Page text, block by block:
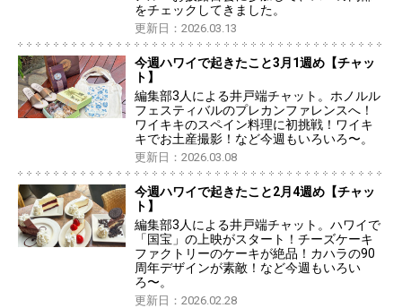
をチェックしてきました。
更新日：2026.03.13
今週ハワイで起きたこと3月1週め【チャッ
ト】
編集部3人による井戸端チャット。ホノルル
フェスティバルのプレカンファレンスへ！
ワイキキのスペイン料理に初挑戦！ワイキ
キでお土産撮影！など今週もいろいろ〜。
更新日：2026.03.08
今週ハワイで起きたこと2月4週め【チャッ
ト】
編集部3人による井戸端チャット。ハワイで
「国宝」の上映がスタート！チーズケーキ
ファクトリーのケーキが絶品！カハラの90
周年デザインが素敵！など今週もいろい
ろ〜。
更新日：2026.02.28